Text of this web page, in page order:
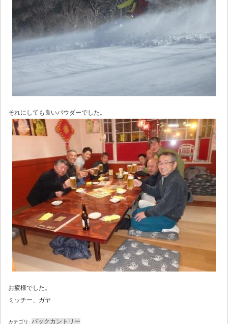
それにしても良いパウダーでした。
お疲様でした。
ミッチー、ガヤ
カテゴリ: バックカントリー